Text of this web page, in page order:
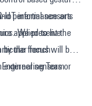
performance arts
We present the
by the french
IoT inertial sensors
applied to live
focus will be
sensors or
Team